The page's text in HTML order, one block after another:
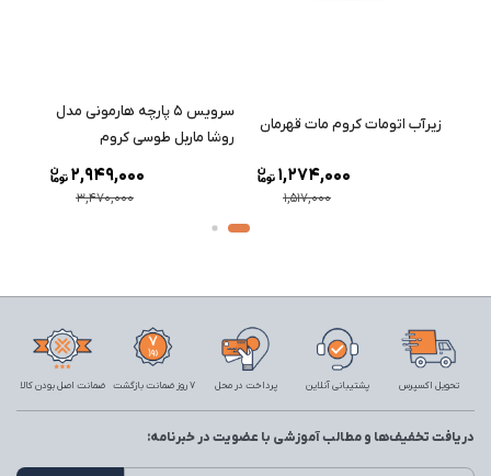
زیرآب اتومات کروم مات قهرمان
1,517,000
1,274,000
سرویس 5 پارچه هارمونی مدل
روشا ماربل طوسی کروم
3,470,000
2,949,000
تحویل اکسپرس پشتیبانی آنلاین پرداخت در محل 7 روز ضمانت بازگشت ضمانت اصل بودن کالا
دریافت تخفیف‌ها و مطالب آموزشی با عضویت در خبرنامه: